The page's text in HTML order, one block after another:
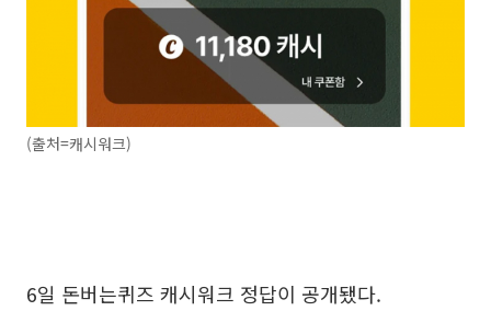
(출처=캐시워크)
6일 돈버는퀴즈 캐시워크 정답이 공개됐다.